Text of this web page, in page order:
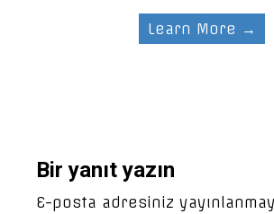
Learn More →
Bir yanıt yazın
E-posta adresiniz